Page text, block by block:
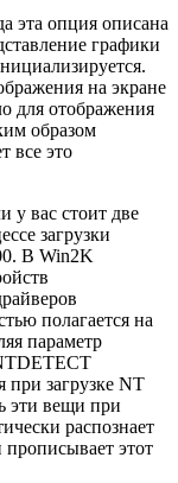
эта опция описана
графики
на экране
для отображения
образом
все это
у вас стоит две
загрузки
В Win2K
полагается на
параметр
при загрузке NT
эти вещи при
распознает
этот